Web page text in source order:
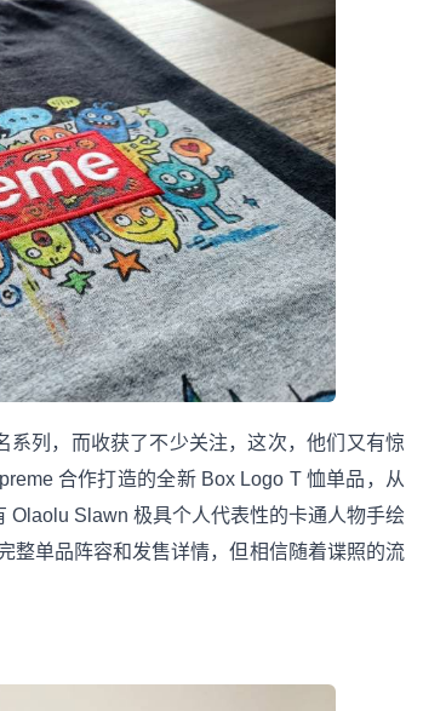
列，而收获了不少关注，这次，他们又有惊
合作打造的全新 Box Logo T 恤单品，从
Olaolu Slawn 极具个人代表性的卡通人物手绘
整单品阵容和发售详情，但相信随着谍照的流